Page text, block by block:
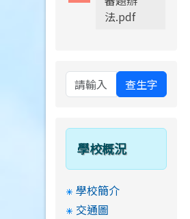
8月13日
法.pdf
查生字
學校概況
學校簡介
交通圖